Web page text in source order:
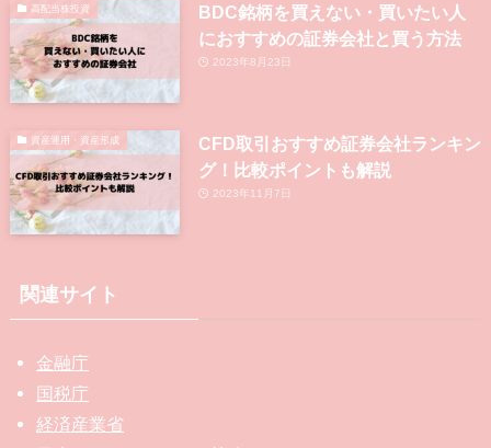
高配当株投資
BDC銘柄を買えない・買いたい人
におすすめの証券会社と買う方法
2023年8月23日
資産運用・資産形成
CFD取引おすすめ証券会社ランキン
グ！比較ポイントも解説
2023年11月7日
関連サイト
金融庁
国税庁
経済産業省